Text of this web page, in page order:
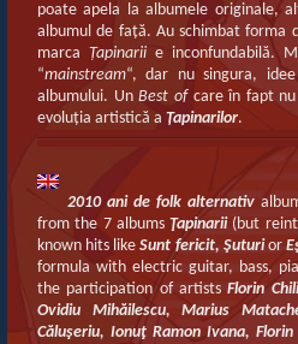
poate apela la albumele originale,
albumul de faţă. Au schimbat forma
marca Ţapinariie inconfundabilă.
“mainstream“, dar nu singura,
albumului. UnBest ofcare în fapt
evoluţia artistică a Ţapinarilor.
2010 ani de folk alternativ
from the 7 albumsŢapinarii(but
known hits likeSunt fericit, Şuturi or
formula with electric guitar, bass,
the participation of artistsFlorin
Ovidiu Mihăilescu, Marius
Căluşeriu, Ionuţ Ramon Ivana, Florin